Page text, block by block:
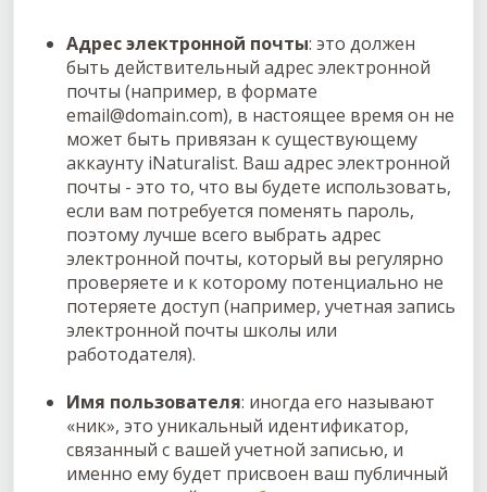
Адрес электронной почты: это должен
быть действительный адрес электронной
почты (например, в формате
email@domain.com), в настоящее время он не
может быть привязан к существующему
аккаунту iNaturalist. Ваш адрес электронной
почты - это то, что вы будете использовать,
если вам потребуется поменять пароль,
поэтому лучше всего выбрать адрес
электронной почты, который вы регулярно
проверяете и к которому потенциально не
потеряете доступ (например, учетная запись
электронной почты школы или
работодателя).
Имя пользователя: иногда его называют
«ник», это уникальный идентификатор,
связанный с вашей учетной записью, и
именно ему будет присвоен ваш публичный